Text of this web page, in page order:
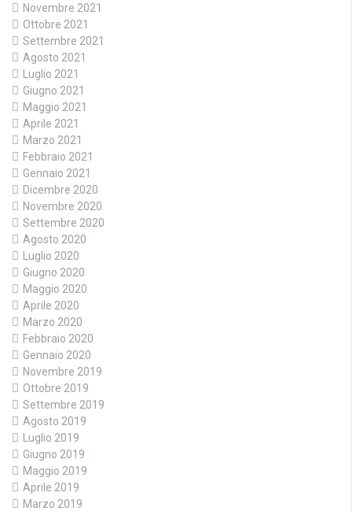
Novembre 2021
Ottobre 2021
Settembre 2021
Agosto 2021
Luglio 2021
Giugno 2021
Maggio 2021
Aprile 2021
Marzo 2021
Febbraio 2021
Gennaio 2021
Dicembre 2020
Novembre 2020
Settembre 2020
Agosto 2020
Luglio 2020
Giugno 2020
Maggio 2020
Aprile 2020
Marzo 2020
Febbraio 2020
Gennaio 2020
Novembre 2019
Ottobre 2019
Settembre 2019
Agosto 2019
Luglio 2019
Giugno 2019
Maggio 2019
Aprile 2019
Marzo 2019